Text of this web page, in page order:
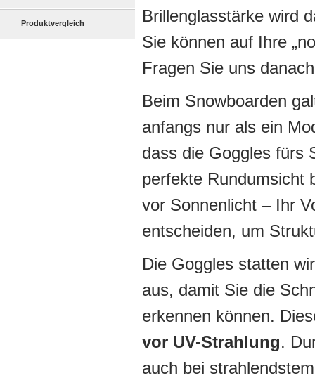
Brillenglasstärke wird
Sie können auf Ihre
Fragen Sie uns
Beim Snowboarden
anfangs nur als ein
dass die Goggles fürs
perfekte Rundumsicht
vor Sonnenlicht – Ihr
entscheiden, um
Die Goggles statten
aus, damit Sie die
erkennen können.
vor UV-Strahlung.
auch bei
Produktvergleich